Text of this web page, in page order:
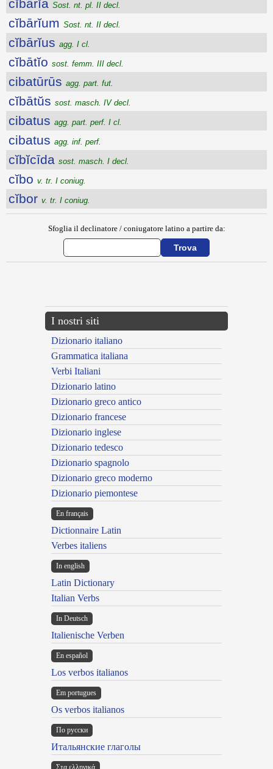
cĭbārĭa Sost. nt. pl. II decl.
cĭbārĭum Sost. nt. II decl.
cĭbārĭus agg. I cl.
cĭbātĭo sost. femm. III decl.
cibatūrūs agg. part. fut.
cĭbātŭs sost. masch. IV decl.
cibatus agg. part. perf. I cl.
cibatus agg. inf. perf.
cĭbĭcīda sost. masch. I decl.
cĭbo v. tr. I coniug.
cĭbor v. tr. I coniug.
Sfoglia il declinatore / coniugatore latino a partire da:
I nostri siti
Dizionario italiano
Grammatica italiana
Verbi Italiani
Dizionario latino
Dizionario greco antico
Dizionario francese
Dizionario inglese
Dizionario tedesco
Dizionario spagnolo
Dizionario greco moderno
Dizionario piemontese
En français
Dictionnaire Latin
Verbes italiens
In english
Latin Dictionary
Italian Verbs
In Deutsch
Italienische Verben
En español
Los verbos italianos
Em portugues
Os verbos italianos
По русски
Итальянские глаголы